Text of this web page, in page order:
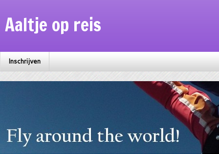
Aaltje op reis
Inschrijven